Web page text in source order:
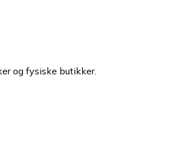
og fysiske butikker.